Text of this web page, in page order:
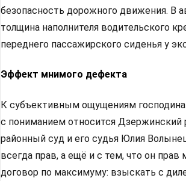
безопасность дорожного движения. В
толщина наполнителя водительского
переднего пассажирского сиденья у
Эффект мнимого дефекта
К субъективным ощущениям
с пониманием относится
районный суд и его судья Юлия
всегда прав, а ещё и с тем, что он
договор по максимуму: взыскать с